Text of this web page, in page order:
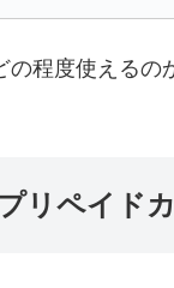
の程度使えるの
リペイド